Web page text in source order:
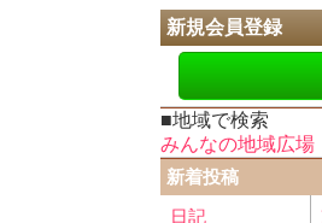
新規会員登録
■地域で検索
みんなの地域広場
新着投稿
日記